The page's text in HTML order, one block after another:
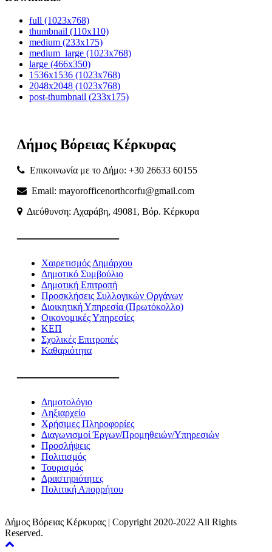
full (1023x768)
thumbnail (110x110)
medium (233x175)
medium_large (1023x768)
large (466x350)
1536x1536 (1023x768)
2048x2048 (1023x768)
post-thumbnail (233x175)
Δήμος Βόρειας Κέρκυρας
Επικοινωνία με το Δήμο: +30 26633 60155
Email: mayorofficenorthcorfu@gmail.com
Διεύθυνση: Αχαράβη, 49081, Βόρ. Κέρκυρα
———————
Χαιρετισμός Δημάρχου
Δημοτικό Συμβούλιο
Δημοτική Επιτροπή
Προσκλήσεις Συλλογικών Οργάνων
Διοικητική Υπηρεσία (Πρωτόκολλο)
Οικονομικές Υπηρεσίες
ΚΕΠ
Σχολικές Επιτροπές
Καθαριότητα
———————
Δημοτολόγιο
Ληξιαρχείο
Χρήσιμες Πληροφορίες
Διαγωνισμοί Έργων/Προμηθειών/Υπηρεσιών
Προσλήψεις
Πολιτισμός
Τουρισμός
Δραστηριότητες
Πολιτική Απορρήτου
Δήμος Βόρειας Κέρκυρας | Copyright 2020-2022 All Rights
Reserved.